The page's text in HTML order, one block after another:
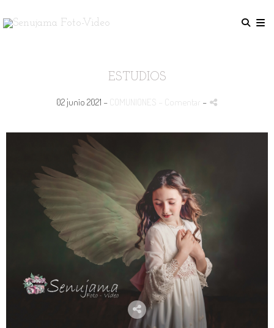
ESTUDIOS
02 junio 2021 - COMUNIONES - Comentar -